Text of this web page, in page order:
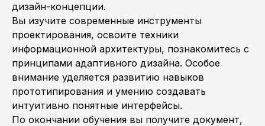
дизайн-концепции.
Вы изучите современные инструменты
проектирования, освоите техники
информационной архитектуры, познакомитесь с
принципами адаптивного дизайна. Особое
внимание уделяется развитию навыков
прототипирования и умению создавать
интуитивно понятные интерфейсы.
По окончании обучения вы получите документ,